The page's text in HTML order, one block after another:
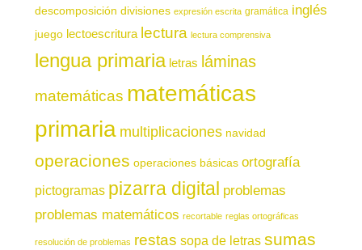
descomposición divisiones expresión escrita gramática inglés
juego lectoescritura lectura lectura comprensiva
lengua primaria letras láminas
matemáticas matemáticas
primaria multiplicaciones navidad
operaciones operaciones básicas ortografía
pictogramas pizarra digital problemas
problemas matemáticos recortable reglas ortográficas
resolución de problemas restas sopa de letras sumas